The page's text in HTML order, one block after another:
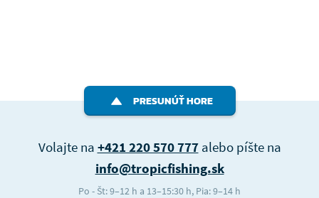
PRESUNÚŤ HORE
Volajte na +421 220 570 777alebo píšte na
info@tropicfishing.sk
Po - Št: 9–12 h a 13–15:30 h, Pia: 9–14 h